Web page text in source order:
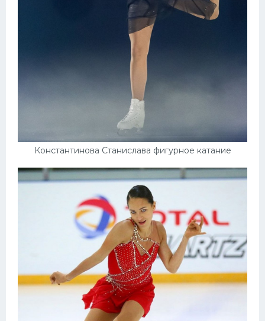
Константинова Станислава фигурное катание